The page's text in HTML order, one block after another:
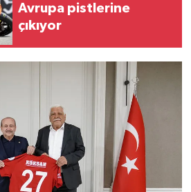
Avrupa pistlerine
çıkıyor